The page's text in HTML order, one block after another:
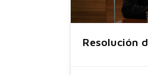
Resolución